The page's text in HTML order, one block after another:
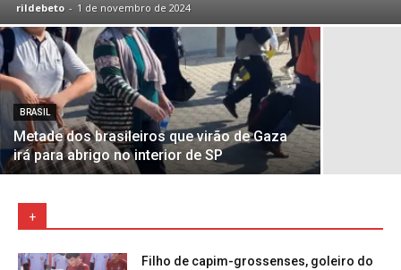
rildebeto - 1 de novembro de 2024
BRASIL
Metade dos brasileiros que virão de Gaza
irá para abrigo no interior de SP
+
Filho de capim-grossenses, goleiro do